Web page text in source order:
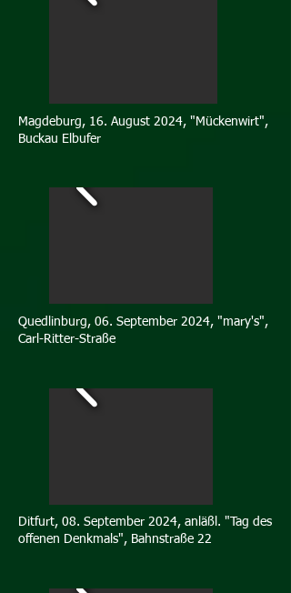
Magdeburg, 16. August 2024, "Mückenwirt",
Buckau Elbufer
Quedlinburg, 06. September 2024, "mary's",
Carl-Ritter-Straße
Ditfurt, 08. September 2024, anläßl. "Tag des
offenen Denkmals", Bahnstraße 22